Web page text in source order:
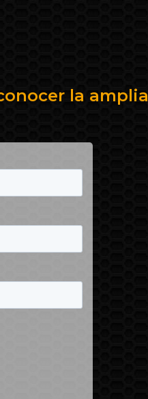
la amplia